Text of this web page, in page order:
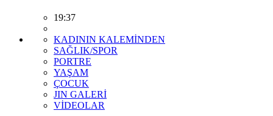
19:37
KADININ KALEMİNDEN
SAĞLIK/SPOR
PORTRE
YAŞAM
ÇOCUK
JIN GALERİ
VİDEOLAR